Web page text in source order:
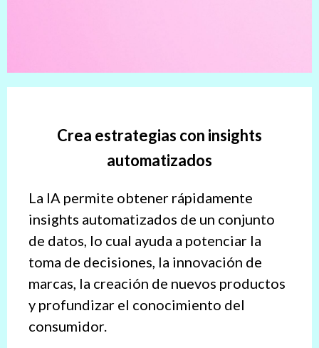
Crea estrategias con insights
automatizados
La IA permite obtener rápidamente
insights automatizados de un conjunto
de datos, lo cual ayuda a potenciar la
toma de decisiones, la innovación de
marcas, la creación de nuevos productos
y profundizar el conocimiento del
consumidor.